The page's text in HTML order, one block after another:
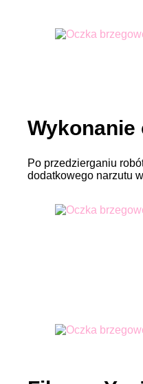
Wykonanie
Po przedzierganiu
dodatkowego narzutu